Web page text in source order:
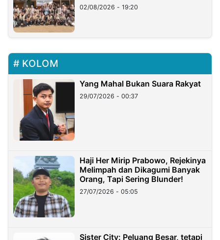
02/08/2026 - 19:20
KOLOM
Yang Mahal Bukan Suara Rakyat
29/07/2026 - 00:37
Haji Her Mirip Prabowo, Rejekinya
Melimpah dan Dikagumi Banyak
Orang, Tapi Sering Blunder!
27/07/2026 - 05:05
Sister City: Peluang Besar, tetapi